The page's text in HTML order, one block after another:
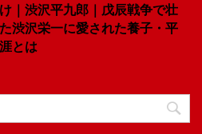
｜渋沢平九郎｜戊辰戦争で壮
渋沢栄一に愛された養子・平
とは